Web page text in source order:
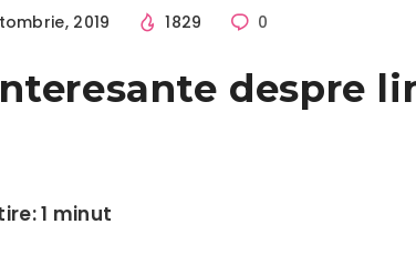
2019 1829 0
despre
1 minut